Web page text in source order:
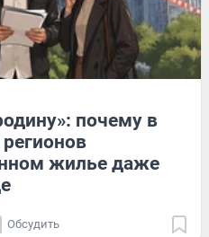
почему в
жилье даже
Обсудить